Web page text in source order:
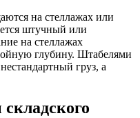
на стеллажах или
штучный или
на стеллажах
глубину. Штабелями
груз, а